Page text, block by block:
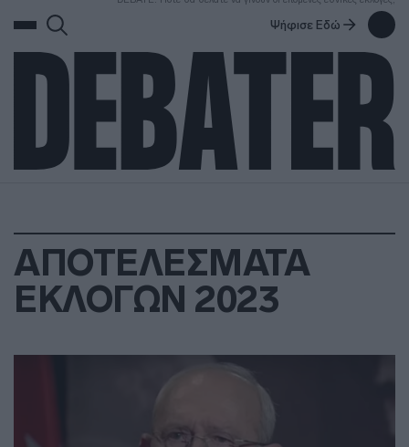
Ψήφισε Εδώ
ΑΠΟΤΕΛΕΣΜΑΤΑ
ΕΚΛΟΓΩΝ 2023